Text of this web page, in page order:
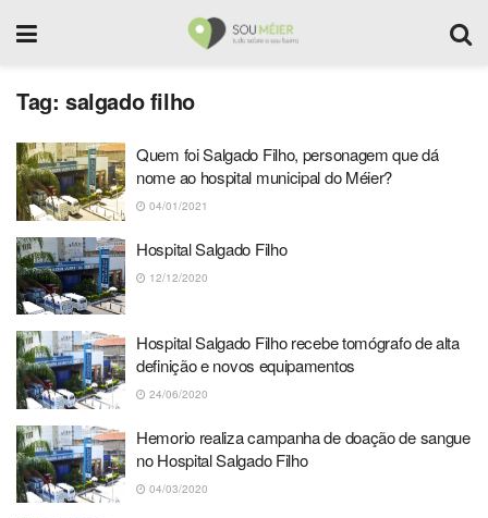
Tag: salgado filho
Quem foi Salgado Filho, personagem que dá
nome ao hospital municipal do Méier?
04/01/2021
Hospital Salgado Filho
12/12/2020
Hospital Salgado Filho recebe tomógrafo de alta
definição e novos equipamentos
24/06/2020
Hemorio realiza campanha de doação de sangue
no Hospital Salgado Filho
04/03/2020